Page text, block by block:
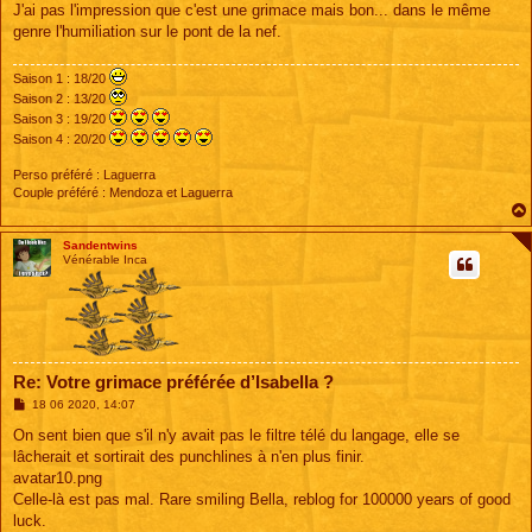
J'ai pas l'impression que c'est une grimace mais bon... dans le même
genre l'humiliation sur le pont de la nef.
Saison 1 : 18/20
Saison 2 : 13/20
Saison 3 : 19/20
Saison 4 : 20/20
Perso préféré : Laguerra
Couple préféré : Mendoza et Laguerra
Sandentwins
Vénérable Inca
Re: Votre grimace préférée d’Isabella ?
M
s
a
g
18 06 2020, 14:07
On sent bien que s'il n'y avait pas le filtre télé du langage, elle se
lâcherait et sortirait des punchlines à n'en plus finir.
avatar10.png
Celle-là est pas mal. Rare smiling Bella, reblog for 100000 years of good
luck.